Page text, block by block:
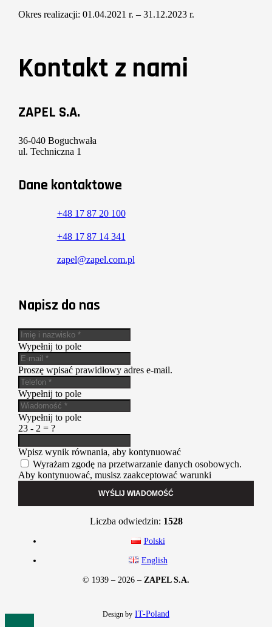
Okres realizacji: 01.04.2021 r. – 31.12.2023 r.
Kontakt z nami
ZAPEL S.A.
36-040 Boguchwała
ul. Techniczna 1
Dane kontaktowe
+48 17 87 20 100
+48 17 87 14 341
zapel@zapel.com.pl
Napisz do nas
Wypełnij to pole
Proszę wpisać prawidłowy adres e-mail.
Wypełnij to pole
Wypełnij to pole
23 - 2 = ?
Wpisz wynik równania, aby kontynuować
Wyrażam zgodę na przetwarzanie danych osobowych.
Aby kontynuować, musisz zaakceptować warunki
WYŚLIJ WIADOMOŚĆ
Liczba odwiedzin: 1528
Polski
English
© 1939 – 2026 – ZAPEL S.A.
Design by IT-Poland